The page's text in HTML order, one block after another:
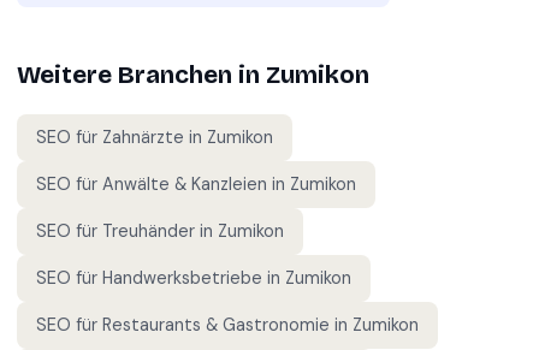
Weitere Branchen in Zumikon
SEO für Zahnärzte in Zumikon
SEO für Anwälte & Kanzleien in Zumikon
SEO für Treuhänder in Zumikon
SEO für Handwerksbetriebe in Zumikon
SEO für Restaurants & Gastronomie in Zumikon